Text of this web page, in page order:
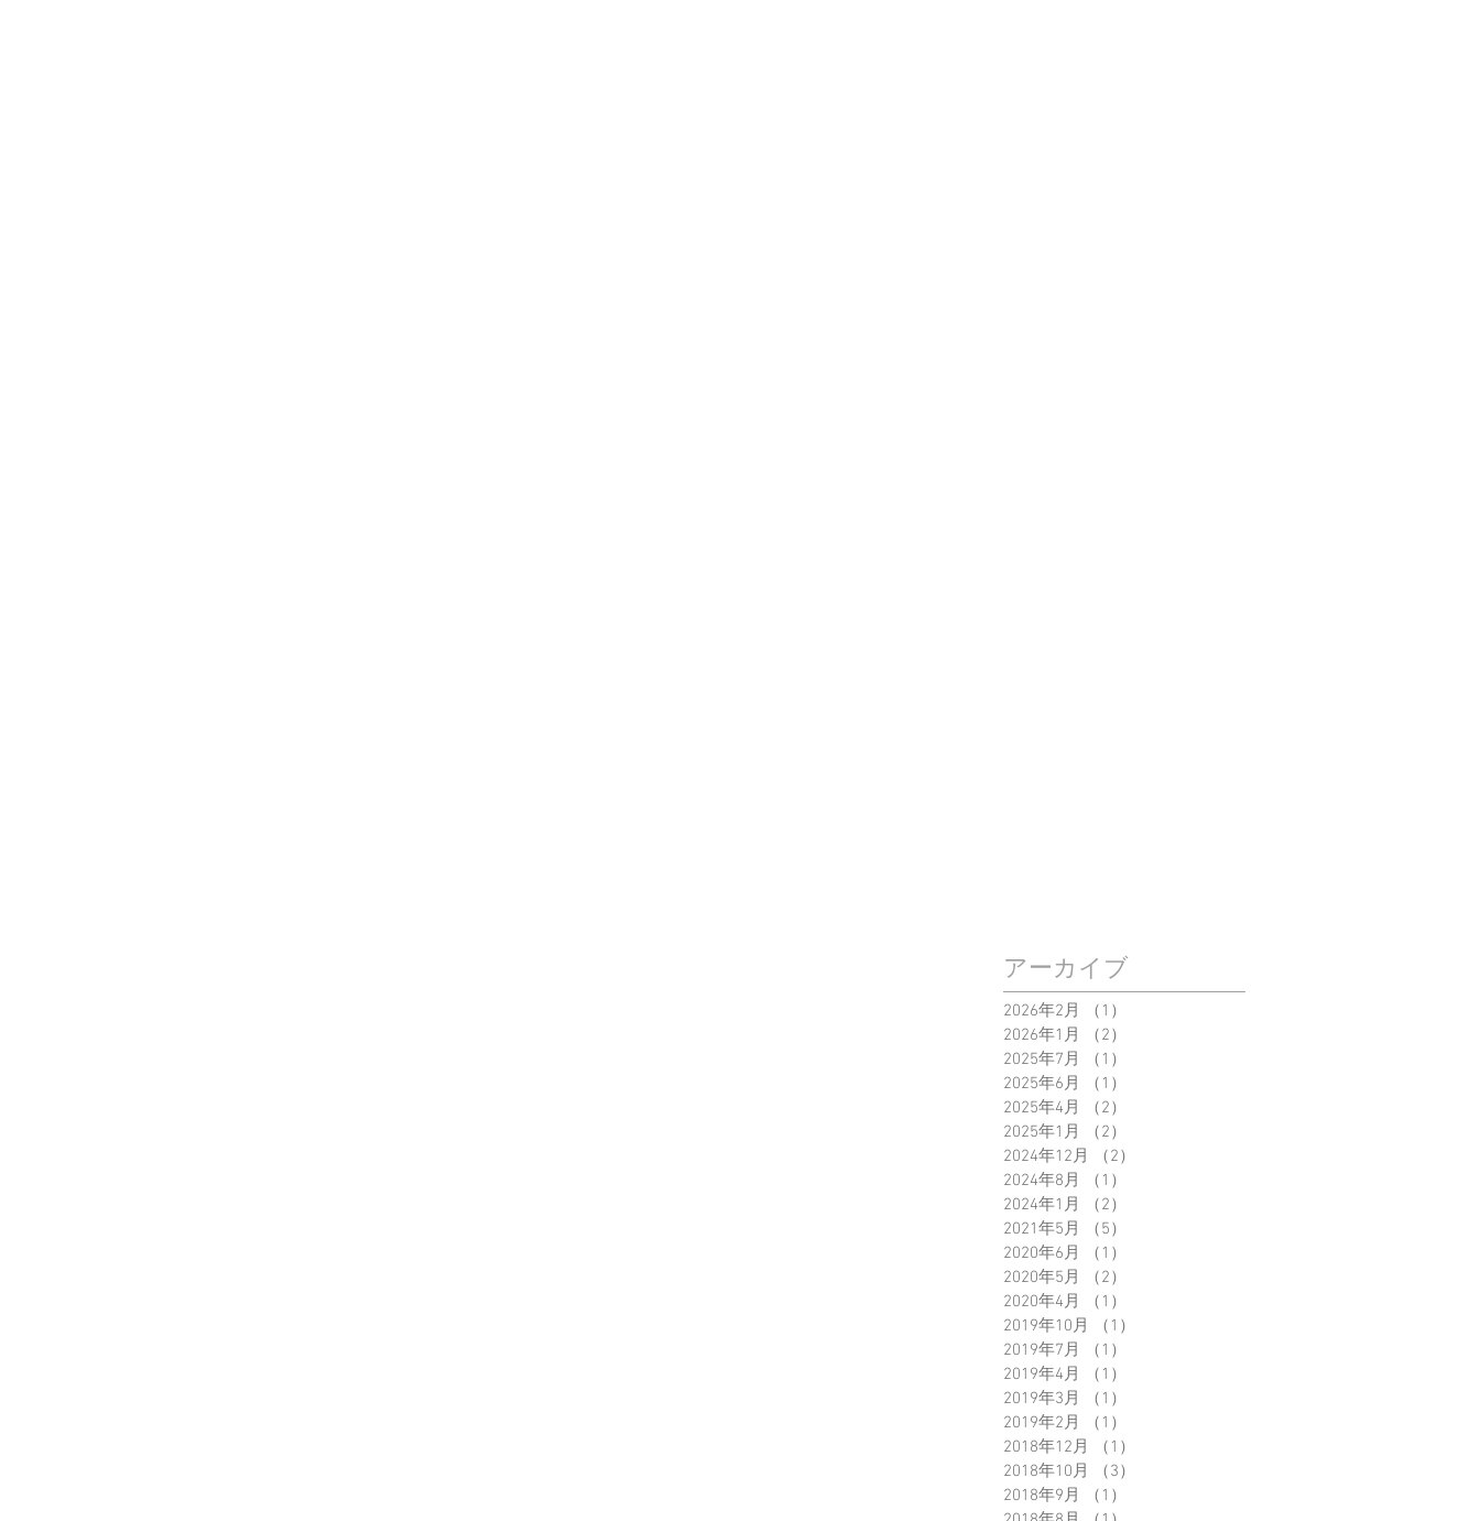
アーカイブ
2026年2月 （1）
2026年1月
（2）
2025年7月
（1）
2025年6月
（1）
2025年4月
（2）
2025年1月
（2）
2024年12月
（2）
2024年8月
（1）
2024年1月
（2）
2021年5月
（5）
2020年6月
（1）
2020年5月
（2）
2020年4月
（1）
2019年10月
（1）
2019年7月
（1）
2019年4月
（1）
2019年3月
（1）
2019年2月
（1）
2018年12月
（1）
2018年10月
（3）
2018年9月
（1）